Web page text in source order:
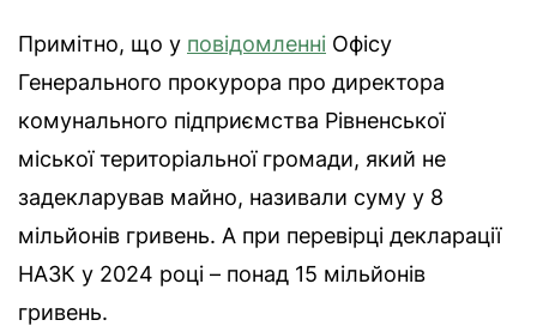
Примітно, що у повідомленні Офісу
Генерального прокурора про директора
комунального підприємства Рівненської
міської територіальної громади, який не
задекларував майно, називали суму у 8
мільйонів гривень. А при перевірці декларації
НАЗК у 2024 році – понад 15 мільйонів
гривень.